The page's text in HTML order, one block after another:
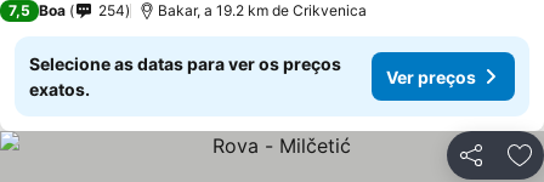
7,5 Boa 254 Bakar, a 19.2 km de Crikvenica
Selecione as datas para ver os preços
exatos.
Ver preços
Partilhar